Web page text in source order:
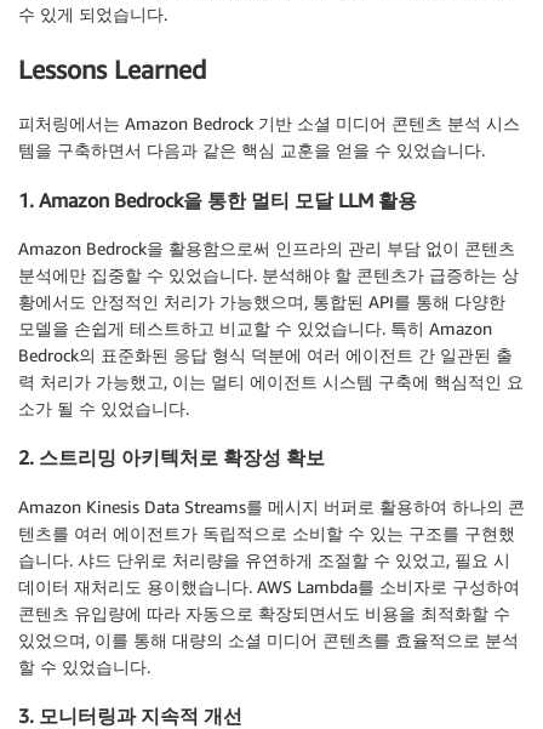
수 있게 되었습니다.
Lessons Learned
피처링에서는 Amazon Bedrock 기반 소셜 미디어 콘텐츠 분석 시스
템을 구축하면서 다음과 같은 핵심 교훈을 얻을 수 있었습니다.
1. Amazon Bedrock을 통한 멀티 모달 LLM 활용
Amazon Bedrock을 활용함으로써 인프라의 관리 부담 없이 콘텐츠
분석에만 집중할 수 있었습니다. 분석해야 할 콘텐츠가 급증하는 상
황에서도 안정적인 처리가 가능했으며, 통합된 API를 통해 다양한
모델을 손쉽게 테스트하고 비교할 수 있었습니다. 특히 Amazon
Bedrock의 표준화된 응답 형식 덕분에 여러 에이전트 간 일관된 출
력 처리가 가능했고, 이는 멀티 에이전트 시스템 구축에 핵심적인 요
소가 될 수 있었습니다.
2. 스트리밍 아키텍처로 확장성 확보
Amazon Kinesis Data Streams를 메시지 버퍼로 활용하여 하나의 콘
텐츠를 여러 에이전트가 독립적으로 소비할 수 있는 구조를 구현했
습니다. 샤드 단위로 처리량을 유연하게 조절할 수 있었고, 필요 시
데이터 재처리도 용이했습니다. AWS Lambda를 소비자로 구성하여
콘텐츠 유입량에 따라 자동으로 확장되면서도 비용을 최적화할 수
있었으며, 이를 통해 대량의 소셜 미디어 콘텐츠를 효율적으로 분석
할 수 있었습니다.
3. 모니터링과 지속적 개선